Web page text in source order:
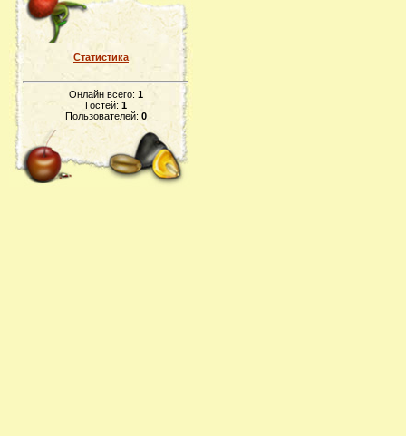
Статистика
Онлайн всего: 1
Гостей: 1
Пользователей: 0